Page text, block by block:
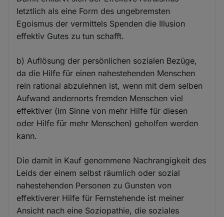
letztlich als eine Form des ungebremsten
Egoismus der vermittels Spenden die Illusion
effektiv Gutes zu tun schafft.
b) Auflösung der persönlichen sozialen Bezüge,
da die Hilfe für einen nahestehenden Menschen
rein rational abzulehnen ist, wenn mit dem selben
Aufwand andernorts fremden Menschen viel
effektiver (im Sinne von mehr Hilfe für diesen
oder Hilfe für mehr Menschen) geholfen werden
kann.
Die damit in Kauf genommene Nachrangigkeit des
Leids der einem selbst räumlich oder sozial
nahestehenden Personen zu Gunsten von
effektiverer Hilfe für Fernstehende ist meiner
Ansicht nach eine Soziopathie, die soziales